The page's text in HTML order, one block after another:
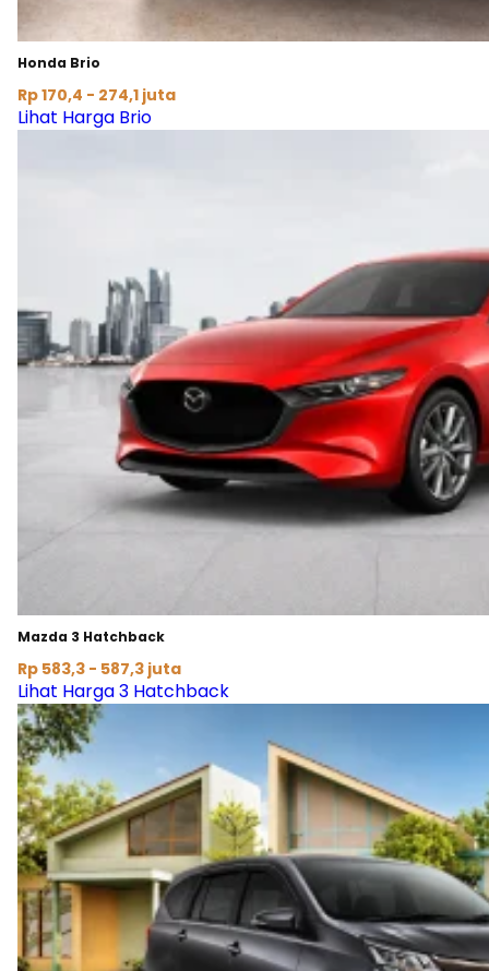
Honda Brio
Rp 170,4 - 274,1 juta
Lihat Harga Brio
Mazda 3 Hatchback
Rp 583,3 - 587,3 juta
Lihat Harga 3 Hatchback